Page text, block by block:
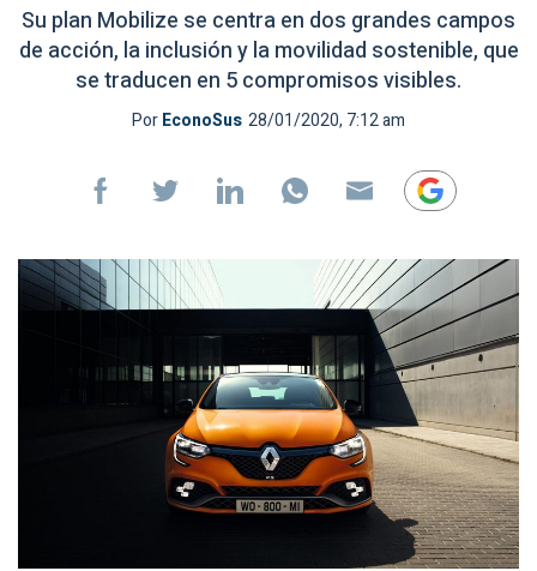
Su plan Mobilize se centra en dos grandes campos
de acción, la inclusión y la movilidad sostenible, que
se traducen en 5 compromisos visibles.
PorEconoSus 28/01/2020, 7:12 am